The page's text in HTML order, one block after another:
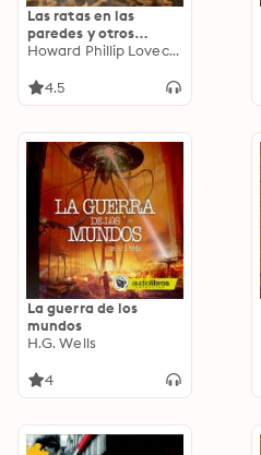
Las ratas en las
paredes y otros
cuentos de terror
Howard Phillip Lovecraft
4.5
La guerra de los
mundos
H.G. Wells
4